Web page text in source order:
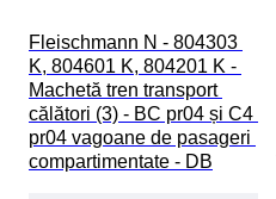
Fleischmann N - 804303
K, 804601 K, 804201 K -
Machetă tren transport
călători (3) - BC pr04 și C4
pr04 vagoane de pasageri
compartimentate - DB